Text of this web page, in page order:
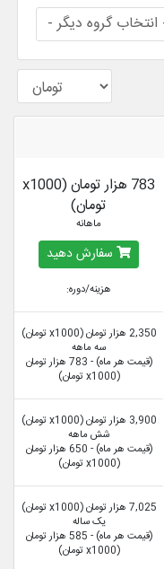
783 هزار تومان (x1000
تومان)
ماهانه
سفارش دهید
هزینه/دوره:
2,350 هزار تومان (x1000 تومان)
سه ماهه
(قیمت هر ماه) - 783 هزار تومان
(x1000 تومان)
3,900 هزار تومان (x1000 تومان)
شش ماهه
(قیمت هر ماه) - 650 هزار تومان
(x1000 تومان)
7,025 هزار تومان (x1000 تومان)
یک ساله
(قیمت هر ماه) - 585 هزار تومان
(x1000 تومان)